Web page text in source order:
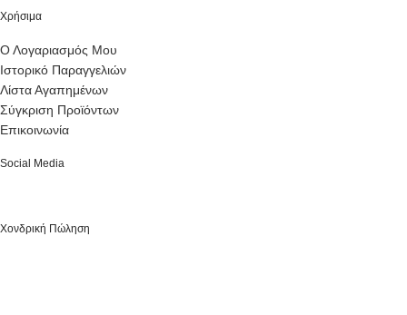
Χρήσιμα
Ο Λογαριασμός Μου
Ιστορικό Παραγγελιών
Λίστα Αγαπημένων
Σύγκριση Προϊόντων
Επικοινωνία
Social Media
Χονδρική Πώληση